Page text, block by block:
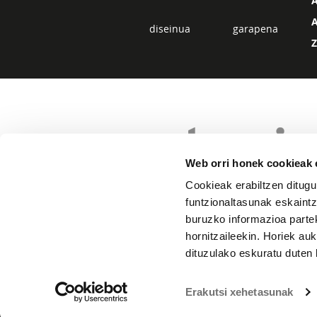
Web orri honek cookieak
Cookieak erabiltzen
funtzionaltasunak
buruzko informazioa
hornitzaileekin. Horiek
dituzulako eskuratu
Erakutsi xehetasunak
diseinua garapena